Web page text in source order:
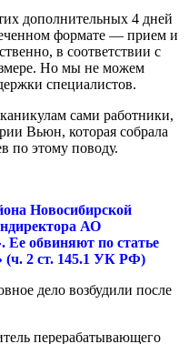
дополнительных 4 дней
формате — прием и
в соответствии с
Но мы не можем
специалистов.
сами работники,
Вьюн, которая собрала
по этому поводу.
Новосибирской
АО
обвиняют по статье
(ч. 2 ст. 145.1 УК РФ)
дело возбудили после
перерабатывающего